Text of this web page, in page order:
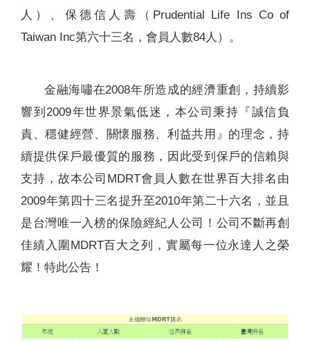
人）、保德信人壽（Prudential Life Ins Co of
Taiwan Inc第六十三名，會員人數84人）。
金融海嘯在2008年所造成的經濟重創，持續影
響到2009年世界景氣低迷，本公司秉持『誠信負
責、穩健經營、關懷服務、利益共用』的理念，持
續提供保戶最優質的服務，因此受到保戶的信賴與
支持，故本公司MDRT會員人數在世界百大排名由
2009年第四十三名提升至2010年第二十六名，並且
是台灣唯一入榜的保險經紀人公司！公司不斷再創
佳績入圍MDRT百大之列，實屬每一位永達人之榮
耀！特此公告！